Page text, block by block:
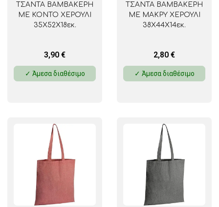
ΤΣΑΝΤΑ ΒΑΜΒΑΚΕΡΗ
ΜΕ ΚΟΝΤΟ ΧΕΡΟΥΛΙ
35Χ52Χ18εκ.
3,90 €
✓ Άμεσα διαθέσιμο
ΤΣΑΝΤΑ ΒΑΜΒΑΚΕΡΗ
ΜΕ ΜΑΚΡΥ ΧΕΡΟΥΛΙ
38Χ44Χ14εκ.
2,80 €
✓ Άμεσα διαθέσιμο